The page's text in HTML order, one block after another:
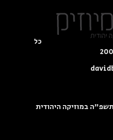
כל
במוזיקה היהודית